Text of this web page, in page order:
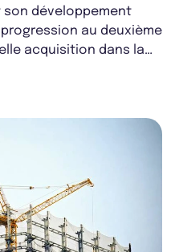
son développement
au deuxième
acquisition dans la
de...